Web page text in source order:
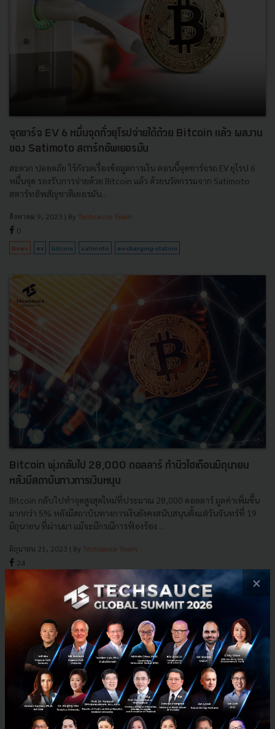
จุดชาร์จ EV 6 หมื่นจุดทั่วยุโรปจ่ายได้ด้วย Bitcoin แล้ว ผลงาน
ของ Satimoto สตาร์ทอัพเยอรมัน
สะดวก ปลอดภัย ไร้กังวลเรื่องข้อมูลการเงิน ตอนนี้จุดชาร์จรถ EV ยุโรป 6
หมื่นจุด รองรับการจ่ายด้วย Bitcoin แล้ว ด้วยนวัตกรรมจาก Satimoto
สตาร์ทอัพสัญชาติเยอรมัน...
สิงหาคม 9, 2023 | By Techsauce Team
0
News ev bitcoin satimoto ev-charging-station
Bitcoin พุ่งกลับไป 28,000 ดอลลาร์ ทำนิวไฮเดือนมิถุนายน
หลังมีสถาบันทางการเงินหนุน
Bitcoin กลับไปทำจุดสูงสุดใหม่ที่ประมาณ 28,000 ดอลลาร์ มูลค่าเพิ่มขึ้น
มากกว่า 5% หลังมีสถาบันทางการเงินยังคงสนับสนุนตั้งแต่วันจันทร์ที่ 19
มิถุนายน ที่ผ่านมา แม้จะมีกรณีการฟ้องร้อง ...
มิถุนายน 21, 2023 | By Techsauce Team
24
×